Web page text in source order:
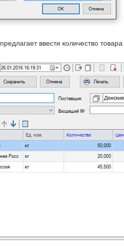
ввести количество